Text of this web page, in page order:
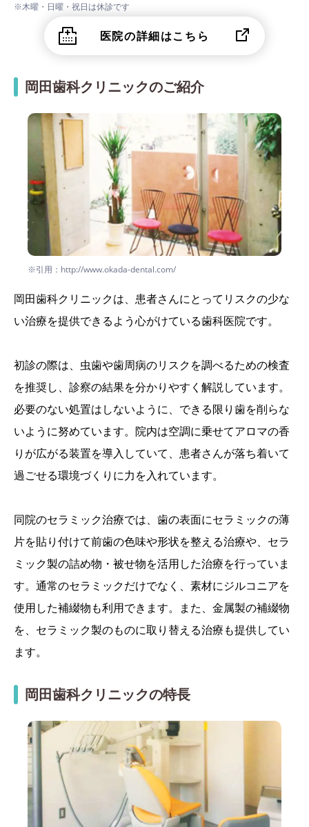
※木曜・日曜・祝日は休診です
医院の詳細はこちら
岡田歯科クリニックのご紹介
※引用：http://www.okada-dental.com/
岡田歯科クリニックは、患者さんにとってリスクの少な
い治療を提供できるよう心がけている歯科医院です。
初診の際は、虫歯や歯周病のリスクを調べるための検査
を推奨し、診察の結果を分かりやすく解説しています。
必要のない処置はしないように、できる限り歯を削らな
いように努めています。院内は空調に乗せてアロマの香
りが広がる装置を導入していて、患者さんが落ち着いて
過ごせる環境づくりに力を入れています。
同院のセラミック治療では、歯の表面にセラミックの薄
片を貼り付けて前歯の色味や形状を整える治療や、セラ
ミック製の詰め物・被せ物を活用した治療を行っていま
す。通常のセラミックだけでなく、素材にジルコニアを
使用した補綴物も利用できます。また、金属製の補綴物
を、セラミック製のものに取り替える治療も提供してい
ます。
岡田歯科クリニックの特長